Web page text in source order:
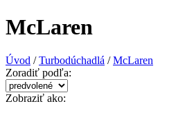
McLaren
Úvod / Turbodúchadlá / McLaren
Zoradiť podľa:
Zobraziť ako: